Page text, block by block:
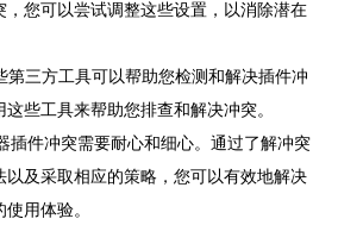
，您可以尝试调整这些设置，以消除潜在
第三方工具可以帮助您检测和解决插件冲
些工具来帮助您排查和解决冲突。
插件冲突需要耐心和细心。通过了解冲突
以及采取相应的策略，您可以有效地解决
用体验。